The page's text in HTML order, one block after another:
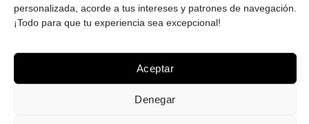
personalizada, acorde a tus intereses y patrones de navegación.
¡Todo para que tu experiencia sea excepcional!
Aceptar
Denegar
ENVÍOS GRATIS
Envíos gratuitos.Consulta aquítoda la info relativa a envíos.
We ship to all EU countries.